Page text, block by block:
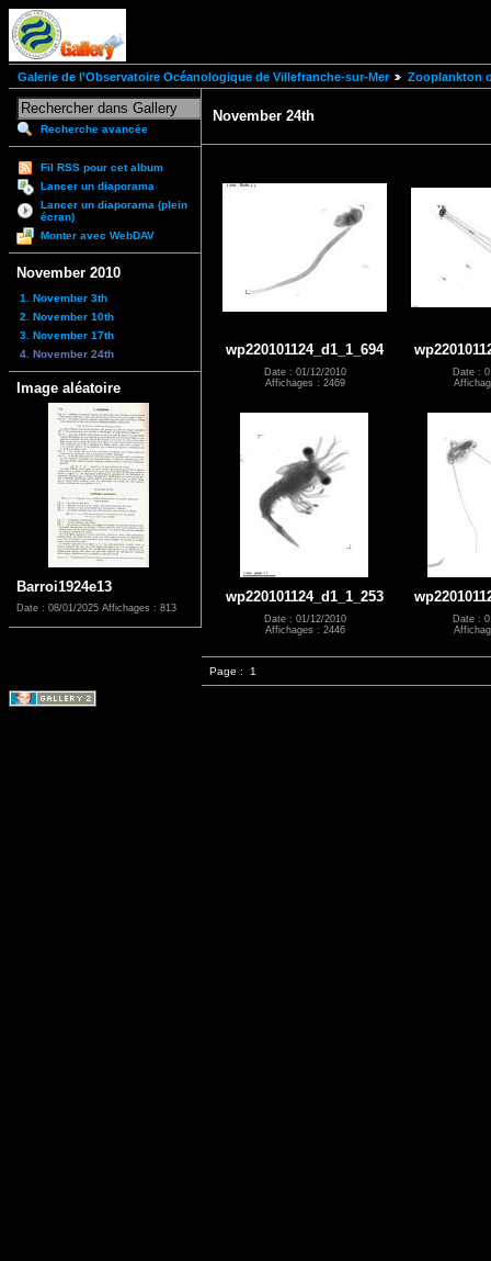
Galerie de l'Observatoire Océanologique de Villefranche-sur-Mer Zooplankton
Recherche avancée
Fil RSS pour cet album
Lancer un diaporama
Lancer un diaporama (plein
écran)
Monter avec WebDAV
November 2010
1. November 3th
2. November 10th
3. November 17th
4. November 24th
Image aléatoire
Barroi1924e13
Date : 08/01/2025 Affichages : 813
November 24th
wp220101124_d1_1_694
Date : 01/12/2010
Affichages : 2469
Date :
wp220101124_d1_1_253
Date : 01/12/2010
Affichages : 2446
Date :
Page : 1